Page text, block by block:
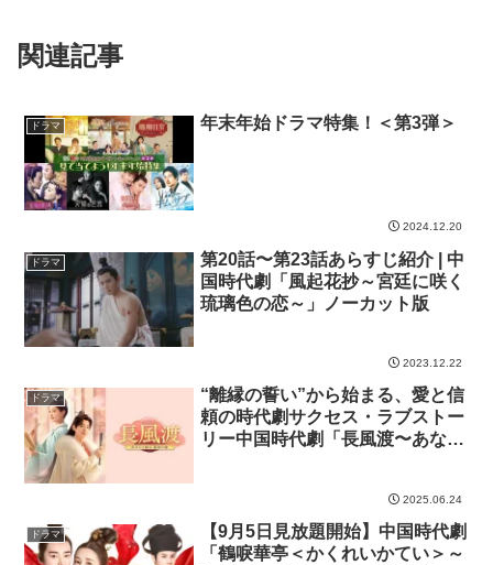
関連記事
ドラマ 年末年始ドラマ特集！＜第3弾＞
2024.12.20
ドラマ
第20話〜第23話あらすじ紹介 | 中
国時代劇「風起花抄～宮廷に咲く
琉璃色の恋～」ノーカット版
2023.12.22
ドラマ
“離縁の誓い”から始まる、愛と信
頼の時代劇サクセス・ラブストー
リー中国時代劇「長風渡〜あなた
2025.06.24
ドラマ
【9月5日見放題開始】中国時代劇
「鶴唳華亭＜かくれいかてい＞～